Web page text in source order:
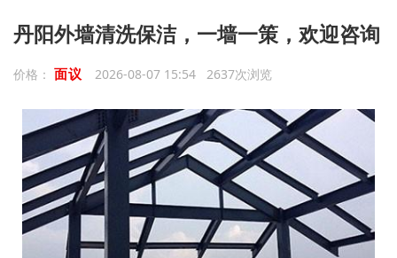
丹阳外墙清洗保洁，一墙一策，欢迎咨询
价格： 面议 2026-08-07 15:54 2637次浏览